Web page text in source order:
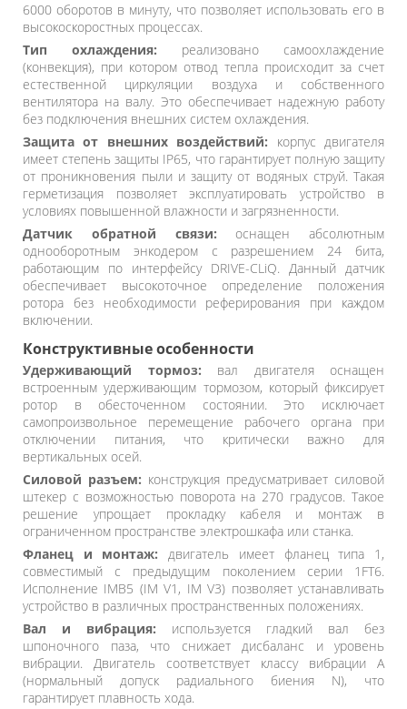
6000 оборотов в минуту, что позволяет использовать его в
высокоскоростных процессах.
Тип охлаждения: реализовано самоохлаждение
(конвекция), при котором отвод тепла происходит за счет
естественной циркуляции воздуха и собственного
вентилятора на валу. Это обеспечивает надежную работу
без подключения внешних систем охлаждения.
Защита от внешних воздействий: корпус двигателя
имеет степень защиты IP65, что гарантирует полную защиту
от проникновения пыли и защиту от водяных струй. Такая
герметизация позволяет эксплуатировать устройство в
условиях повышенной влажности и загрязненности.
Датчик обратной связи: оснащен абсолютным
однооборотным энкодером с разрешением 24 бита,
работающим по интерфейсу DRIVE-CLiQ. Данный датчик
обеспечивает высокоточное определение положения
ротора без необходимости реферирования при каждом
включении.
Конструктивные особенности
Удерживающий тормоз: вал двигателя оснащен
встроенным удерживающим тормозом, который фиксирует
ротор в обесточенном состоянии. Это исключает
самопроизвольное перемещение рабочего органа при
отключении питания, что критически важно для
вертикальных осей.
Силовой разъем: конструкция предусматривает силовой
штекер с возможностью поворота на 270 градусов. Такое
решение упрощает прокладку кабеля и монтаж в
ограниченном пространстве электрошкафа или станка.
Фланец и монтаж: двигатель имеет фланец типа 1,
совместимый с предыдущим поколением серии 1FT6.
Исполнение IMB5 (IM V1, IM V3) позволяет устанавливать
устройство в различных пространственных положениях.
Вал и вибрация: используется гладкий вал без
шпоночного паза, что снижает дисбаланс и уровень
вибрации. Двигатель соответствует классу вибрации A
(нормальный допуск радиального биения N), что
гарантирует плавность хода.